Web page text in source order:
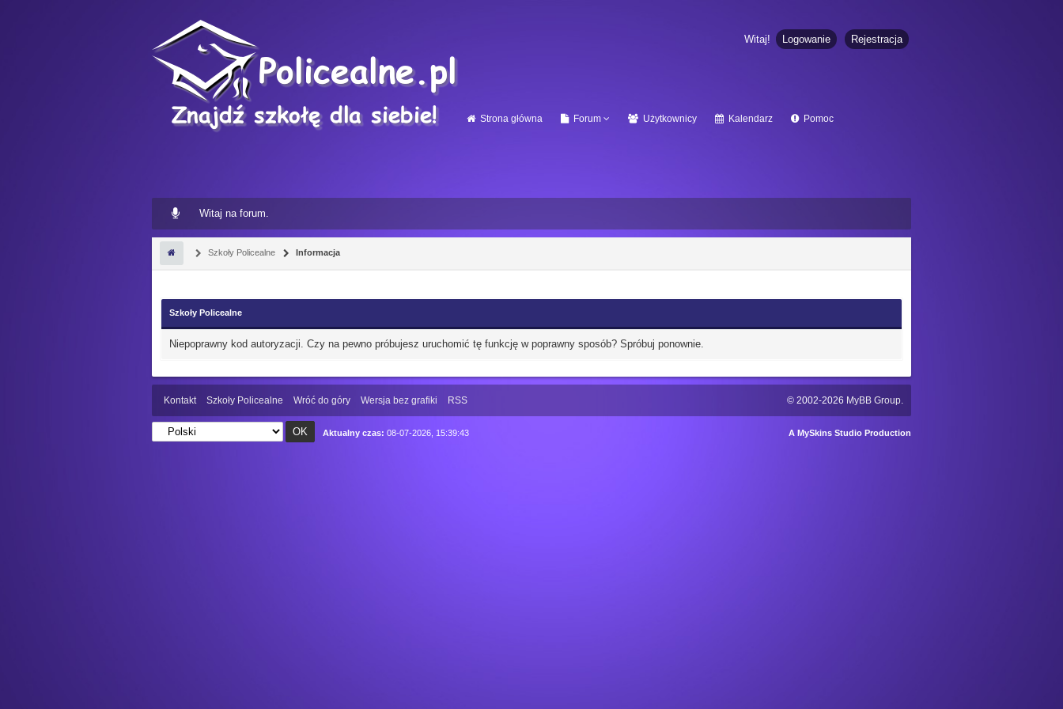
Witaj! Logowanie Rejestracja
Strona główna Forum Użytkownicy Kalendarz Pomoc
Witaj na forum.
Szkoły Policealne Informacja
Szkoły Policealne
Niepoprawny kod autoryzacji. Czy na pewno próbujesz uruchomić tę funkcję w poprawny sposób? Spróbuj ponownie.
© 2002-2026 MyBB Group.
Kontakt Szkoły Policealne Wróć do góry Wersja bez grafiki RSS
A MySkins Studio Production
Aktualny czas: 08-07-2026, 15:39:43